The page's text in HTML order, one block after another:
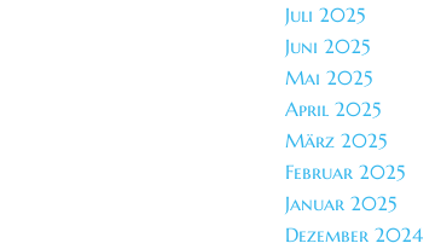
Juli 2025
Juni 2025
Mai 2025
April 2025
März 2025
Februar 2025
Januar 2025
Dezember 2024